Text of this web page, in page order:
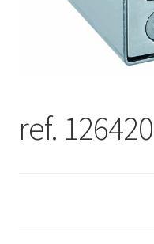
ref. 126420